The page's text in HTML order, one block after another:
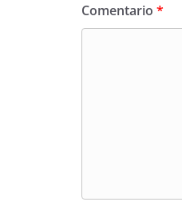
Comentario *